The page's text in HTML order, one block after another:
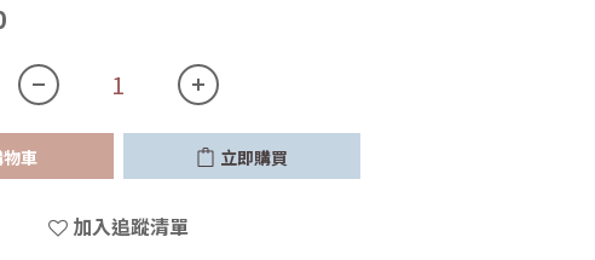
車 立即購買
加入追蹤清單